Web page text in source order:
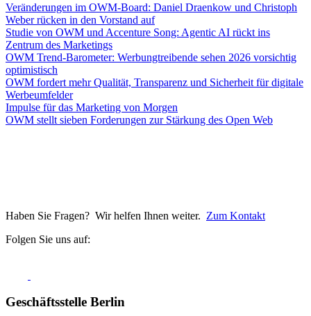
Veränderungen im OWM-Board: Daniel Draenkow und Christoph
Weber rücken in den Vorstand auf
Studie von OWM und Accenture Song: Agentic AI rückt ins
Zentrum des Marketings
OWM Trend-Barometer: Werbungtreibende sehen 2026 vorsichtig
optimistisch
OWM fordert mehr Qualität, Transparenz und Sicherheit für digitale
Werbeumfelder
Impulse für das Marketing von Morgen
OWM stellt sieben Forderungen zur Stärkung des Open Web
Haben Sie Fragen? Wir helfen Ihnen weiter. Zum Kontakt
Folgen Sie uns auf:
Geschäftsstelle Berlin